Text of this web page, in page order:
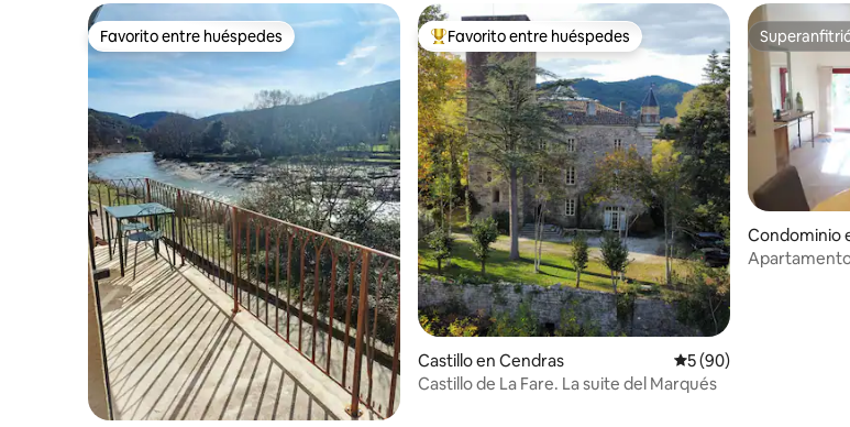
Favorito entre huéspedes
Favorito entre huéspedes De los mejores en Favorito entre huéspedes
Favorito entre huéspedes
Castillo en Cendras Calificación promedio:
5 (90)
Castillo de La Fare. La suite del Marqués
Condominio